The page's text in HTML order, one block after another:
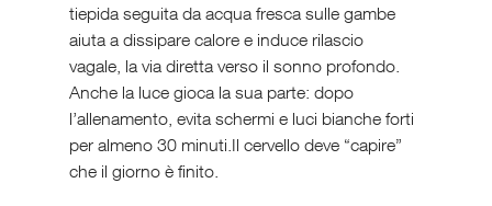
tiepida seguita da acqua fresca sulle gambe
aiuta a dissipare calore e induce rilascio
vagale, la via diretta verso il sonno profondo.
Anche la luce gioca la sua parte: dopo
l’allenamento, evita schermi e luci bianche forti
per almeno 30 minuti.Il cervello deve “capire”
che il giorno è finito.